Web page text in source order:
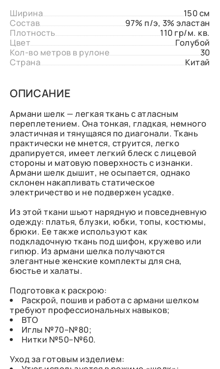
Ширина
150 см
Состав
97% п/э, 3% эластан
Плотность
110 гр/м. кв.
Цвет
Голубой
Кол-во метров в рулоне
30
Страна
Китай
ОПИСАНИЕ
Армани шелк — легкая ткань с атласным
переплетением. Она тонкая, гладкая, немного
эластичная и тянущаяся по диагонали. Ткань
практически не мнется, струится, легко
драпируется, имеет легкий блеск с лицевой
стороны и матовую поверхность с изнанки.
Армани шелк дышит, не осыпается, однако
склонен накапливать статическое
электричество и не подвержен усадке.
Из этой ткани шьют нарядную и повседневную
одежду: платья, блузки, юбки, топы, костюмы,
брюки. Ее также используют как
подкладочную ткань под шифон, кружево или
гипюр. Из армани шелка получаются
элегантные женские комплекты для сна,
бюстье и халаты.
Подготовка к раскрою:
Раскрой, пошив и работа с армани шелком
требуют профессиональных навыков;
ВТО
Иглы №70–№80;
Нитки №50–№60.
Уход за готовым изделием: